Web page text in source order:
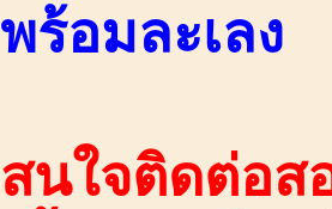
พร้อมละเลง
สนใจติดต่อส